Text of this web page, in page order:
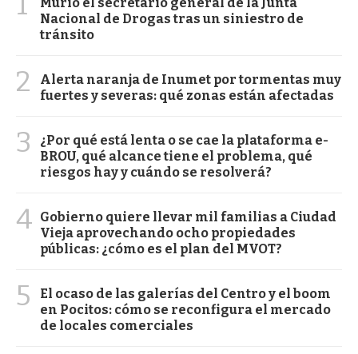
Nacional de Drogas tras un siniestro de
tránsito
2
Alerta naranja de Inumet por tormentas muy
fuertes y severas: qué zonas están afectadas
3
¿Por qué está lenta o se cae la plataforma e-
BROU, qué alcance tiene el problema, qué
riesgos hay y cuándo se resolverá?
4 Gobierno quiere llevar mil familias a Ciudad
Vieja aprovechando ocho propiedades
públicas: ¿cómo es el plan del MVOT?
5
El ocaso de las galerías del Centro y el boom
en Pocitos: cómo se reconfigura el mercado
de locales comerciales